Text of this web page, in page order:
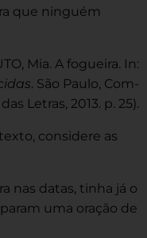
que ninguém
Mia. A fogueira. In:
. São Paulo, Com-
Letras, 2013. p. 25).
considere as
nas datas, tinha já o
uma oração de